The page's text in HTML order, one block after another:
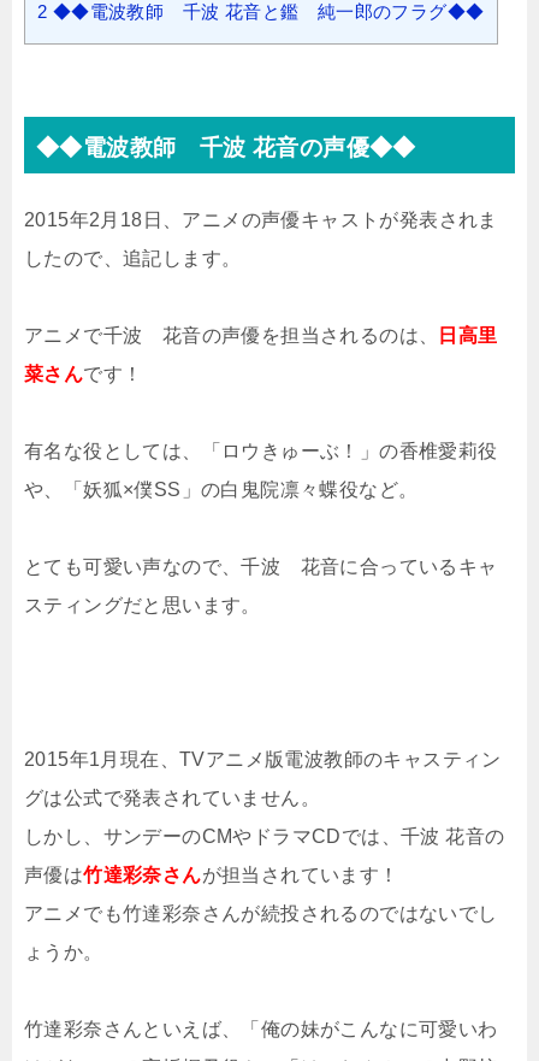
2 ◆◆電波教師 千波 花音と鑑 純一郎のフラグ◆◆
◆◆電波教師 千波 花音の声優◆◆
2015年2月18日、アニメの声優キャストが発表されま
したので、追記します。
アニメで千波 花音の声優を担当されるのは、
日高里
菜さんです！
有名な役としては、「ロウきゅーぶ！」の香椎愛莉役
や、「妖狐×僕SS」の白鬼院凛々蝶役など。
とても可愛い声なので、千波 花音に合っているキャ
スティングだと思います。
2015年1月現在、TVアニメ版電波教師のキャスティン
グは公式で発表されていません。
しかし、サンデーのCMやドラマCDでは、千波 花音の
声優は竹達彩奈さんが担当されています！
アニメでも竹達彩奈さんが続投されるのではないでし
ょうか。
竹達彩奈さんといえば、「俺の妹がこんなに可愛いわ